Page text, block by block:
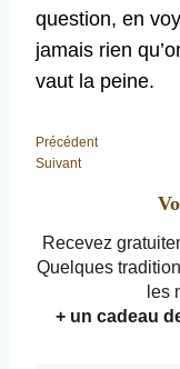
question, en
jamais rien
vaut la peine.
Précédent
Suivant
Recevez
Quelques
les
+ un cadeau